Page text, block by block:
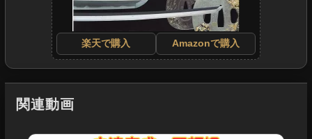
楽天で購入 Amazonで購入
関連動画